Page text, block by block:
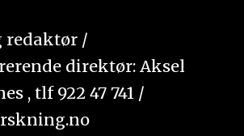
redaktør /
direktør: Aksel
, tlf 922 47 741 /